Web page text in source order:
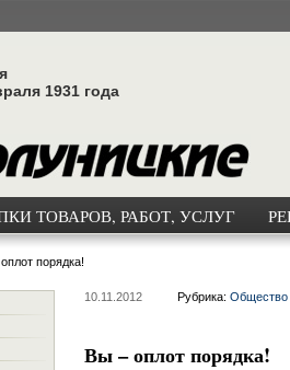
1931 года
ТОВАРОВ, РАБОТ, УСЛУГ
порядка!
10.11.2012 Рубрика: Общество
Вы – оплот порядка!